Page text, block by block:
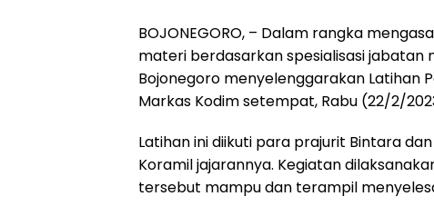
BOJONEGORO, – Dalam rangka
materi berdasarkan spesialisasi jabatan
Bojonegoro menyelenggarakan Latihan
Markas Kodim setempat, Rabu (22/2/
Latihan ini diikuti para prajurit Bintara
Koramil jajarannya. Kegiatan
tersebut mampu dan terampil